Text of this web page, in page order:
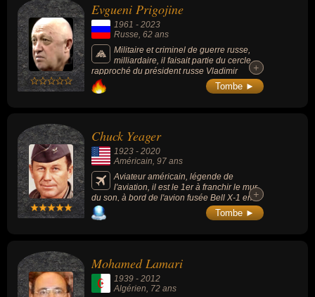
Evgueni Prigojine
1961 - 2023
Russe , 62 ans
Militaire et criminel de guerre russe,
milliardaire, il faisait partie du cercle
rapproché du président russe Vladimir
Poutine. Cofondateur de la société militaire
privée nommée « Groupe Wagner » et de l'«
dans une rébellion contre l'État russe avant
d'y renoncer.
+
+
Tombe ►
Chuck Yeager
1923 - 2020
Américain, 97 ans
Aviateur américain, légende de
l'aviation, il est le 1er à franchir le mur
du son, à bord de l'avion fusée Bell X-1 en
1947.
+
+
Tombe ►
Mohamed Lamari
1939 - 2012
Algérien , 72 ans